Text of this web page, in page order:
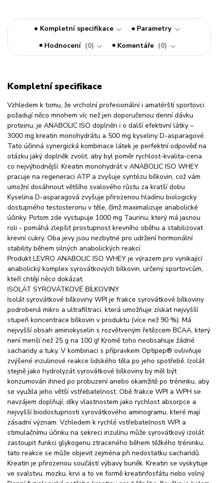
Kompletní specifikace
Parametry
Hodnocení
0 Komentáře 0
Kompletní specifikace
Vzhledem k tomu, že vrcholní profesionální i amatérští sportovci
požadují něco mnohem víc než jen doporučenou denní dávku
proteinu, je ANABOLIC ISO doplněn i o další efektivní látky –
3000 mg kreatin monohydrátu a 500 mg kyseliny D-asparagové.
Tato účinná synergická kombinace látek je perfektní odpověď na
otázku jaký doplněk zvolit, aby byl poměr rychlost-kvalita-cena
co nejvýhodnější. Kreatin monohydrát v ANABOLIC ISO WHEY
pracuje na regeneraci ATP a zvyšuje syntézu bílkovin, což vám
umožní dosáhnout většího svalového růstu za kratší dobu.
Kyselina D-asparagová zvyšuje přirozenou hladinu biologicky
dostupného testosteronu v těle, čímž maximalizuje anabolické
účinky. Potom zde vystupuje 1000 mg Taurinu, který má jasnou
roli - pomáhá zlepšit prostupnost krevního oběhu a stabilizovat
krevní cukry. Oba jevy jsou nezbytné pro udržení hormonální
stability během silných anabolických reakcí.
Produkt LEVRO ANABOLIC ISO WHEY je výrazem pro vynikající
anabolický komplex syrovátkových bílkovin, určený sportovcům,
kteří chtějí něco dokázat.
ISOLÁT SYROVÁTKOVÉ BÍLKOVINY
Isolát syrovátkové bílkoviny WPI je frakce syrovátkové bílkoviny
podrobená mikro a ultrafiltraci, která umožňuje získat nejvyšší
stupeň koncentrace bílkovin v produktu (více než 90 %). Má
nejvyšší obsah aminokyselin s rozvětveným řetězcem BCAA, který
není menší než 25 g na 100 g! Kromě toho neobsahuje žádné
sacharidy a tuky. V kombinaci s přípravkem Optipep® ovlivňuje
zvýšené inzulinové reakce lidského těla po jeho spotřebě. Izolát
stejně jako hydrolyzát syrovátkové bílkoviny by měl být
konzumován ihned po probuzení anebo okamžitě po tréninku, aby
se využila jeho větší vstřebatelnost. Obě frakce WPI a WPH se
navzájem doplňují, díky vlastnostem jako rychlost absorpce a
nejvyšší biodostupnosti syrovátkového aminogramu, které mají
zásadní význam. Vzhledem k rychlé vstřebatelnosti WPI a
stimulačnímu účinku na sekreci inzulínu může syrovátkový izolát
zastoupit funkci glykogenu ztraceného během těžkého tréninku,
tato reakce se může objevit zejména při nedostatku sacharidů.
Kreatin je přirozenou součástí výbavy buněk. Kreatin se vyskytuje
ve svalstvu, mozku, krvi a to ve formě kreatinfosfátu nebo volný.